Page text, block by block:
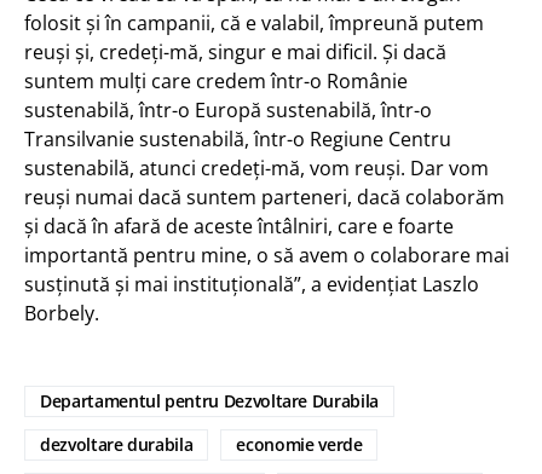
folosit şi în campanii, că e valabil, împreună putem
reuşi şi, credeţi-mă, singur e mai dificil. Şi dacă
suntem mulţi care credem într-o Românie
sustenabilă, într-o Europă sustenabilă, într-o
Transilvanie sustenabilă, într-o Regiune Centru
sustenabilă, atunci credeţi-mă, vom reuşi. Dar vom
reuşi numai dacă suntem parteneri, dacă colaborăm
şi dacă în afară de aceste întâlniri, care e foarte
importantă pentru mine, o să avem o colaborare mai
susţinută şi mai instituţională”, a evidențiat Laszlo
Borbely.
Departamentul pentru Dezvoltare Durabila
dezvoltare durabila
economie verde